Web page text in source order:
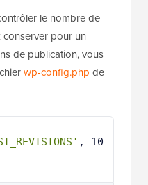
le nombre de
pour un
de publication, vous
wp-config.php de
, 10